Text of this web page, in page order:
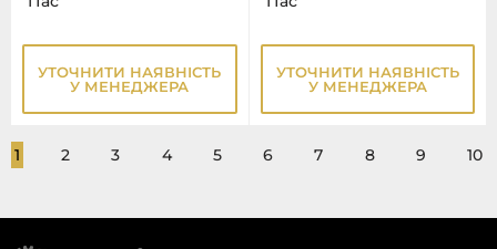
УТОЧНИТИ НАЯВНІСТЬ
У МЕНЕДЖЕРА
УТОЧНИТИ НАЯВНІСТЬ
У МЕНЕДЖЕРА
1 2 3 4 5 6 7 8 9 10